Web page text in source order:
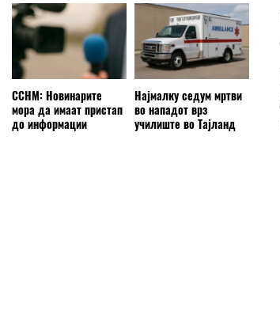
ССНМ: Новинарите
мора да имаат пристап
до информации
Најмалку седум мртви
во нападот врз
училиште во Тајланд